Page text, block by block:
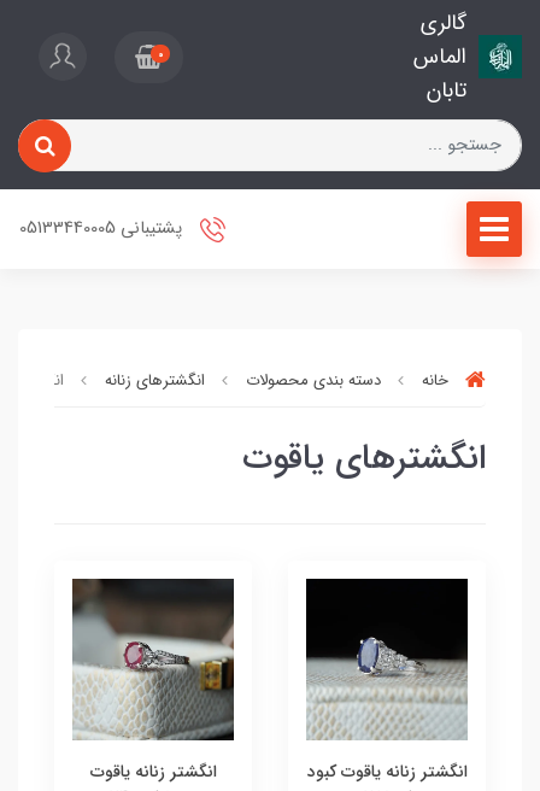
گالری
الماس
تابان
0
پشتیبانی 05133440005
خانه دسته بندی محصولات انگشترهای زنانه
انگشترهای یاقوت
انگشتر زنانه یاقوت کبود
انگشتر زنانه یاقوت